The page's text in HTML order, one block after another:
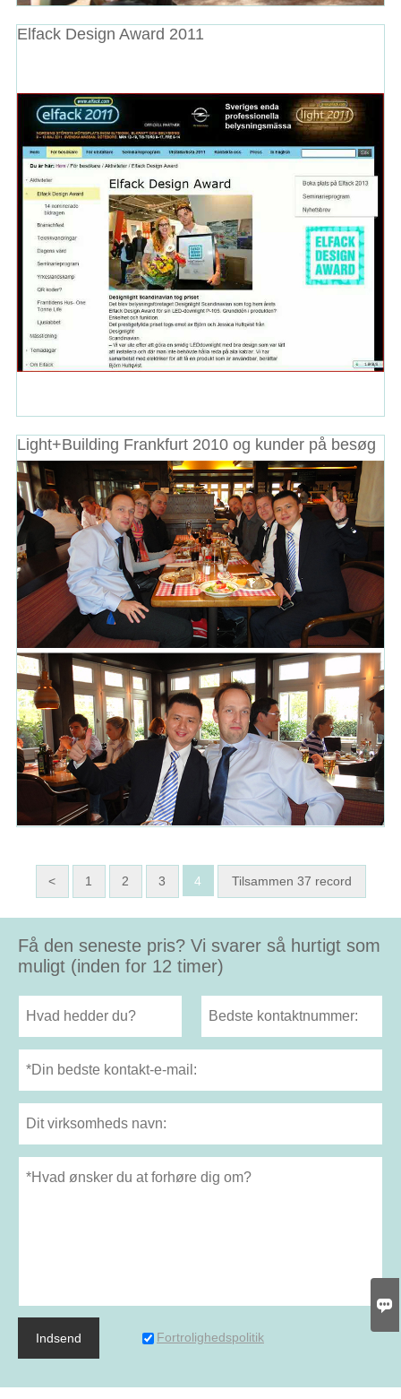
Elfack Design Award 2011
Light+Building Frankfurt 2010 og kunder på besøg
< 1 2 3 4 Tilsammen 37 record
Få den seneste pris? Vi svarer så hurtigt som
muligt (inden for 12 timer)
Indsend Fortrolighedspolitik
